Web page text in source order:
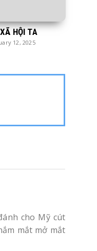
HỘI TA
12, 2025
cho Mỹ cút
mắt mở mắt